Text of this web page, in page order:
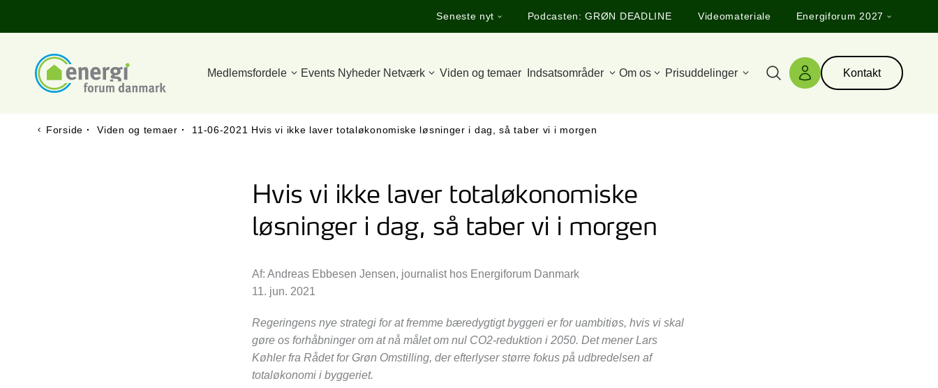
Seneste nyt Podcasten: GRØN DEADLINE Videomateriale Energiforum 2027
Medlemsfordele Events Nyheder Netværk Viden og temaer Indsatsområder Om os Prisuddelinger
Søg Log ind
Kontakt
Forside · Viden og temaer · 11-06-2021 Hvis vi ikke laver totaløkonomiske løsninger i dag, så taber vi i morgen
Hvis vi ikke laver totaløkonomiske
løsninger i dag, så taber vi i morgen
Af: Andreas Ebbesen Jensen, journalist hos Energiforum Danmark
11. jun. 2021
Regeringens nye strategi for at fremme bæredygtigt byggeri er for uambitiøs, hvis vi skal
gøre os forhåbninger om at nå målet om nul CO2-reduktion i 2050. Det mener Lars
Køhler fra Rådet for Grøn Omstilling, der efterlyser større fokus på udbredelsen af
totaløkonomi i byggeriet.